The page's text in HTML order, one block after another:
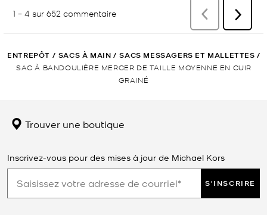
ENTREPÔT / SACS À MAIN / SACS MESSAGERS ET MALLETTES /
SAC À BANDOULIÈRE MERCER DE TAILLE MOYENNE EN CUIR
GRAINÉ
Trouver une boutique
Inscrivez-vous pour des mises à jour de Michael Kors
S'INSCRIRE